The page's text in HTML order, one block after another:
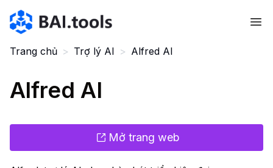
Bai.tools
Trang chủ > Trợ lý AI > Alfred AI
Alfred AI
Mở trang web